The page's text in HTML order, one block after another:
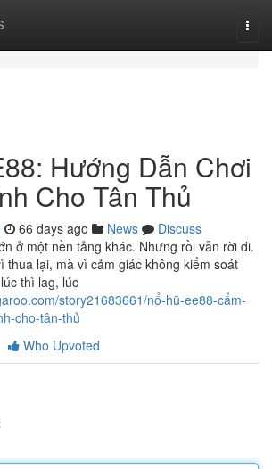
Hướng Dẫn Chơi
Cho Tân Thủ
66 days ago News
Discuss
ở một nền tảng khác. Nhưng rồi vẫn rời đi.
thua lại, mà vì cảm giác không kiểm soát
thì lag, lúc
story21683661/nổ-hũ-ee88-cẩm-
cho-tân-thủ
Who Upvoted